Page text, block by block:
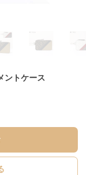
ントケース